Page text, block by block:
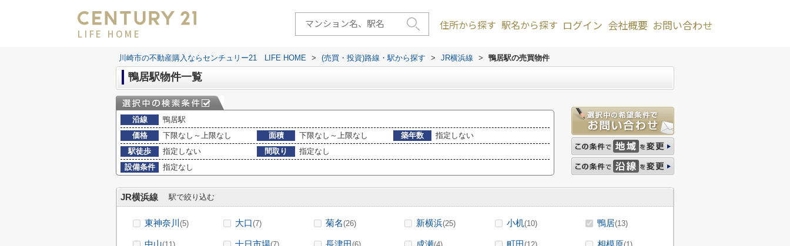
LIFE HOME
住所から探す 駅名から探す ログイン 会社概要 お問い合わせ
川崎市の不動産購入ならセンチュリー21 LIFE HOME > (売買・投資)路線・駅から探す > JR横浜線 > 鴨居駅の売買物件
鴨居駅物件一覧
沿線
鴨居駅
価格
下限なし～上限なし 面積 下限なし～上限なし 築年数
指定しない
駅徒歩
指定しない 間取り
指定なし
設備条件
指定なし
JR横浜線 駅で絞り込む
東神奈川 (5) 大口(7) 菊名(26) 新横浜(25) 小机(10) 鴨居(13)
中山 十日市場 長津田 成瀬 町田 相模原